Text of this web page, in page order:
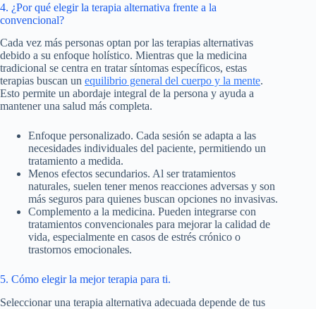
4. ¿Por qué elegir la terapia alternativa frente a la
convencional?
Cada vez más personas optan por las terapias alternativas
debido a su enfoque holístico. Mientras que la medicina
tradicional se centra en tratar síntomas específicos, estas
terapias buscan un equilibrio general del cuerpo y la mente.
Esto permite un abordaje integral de la persona y ayuda a
mantener una salud más completa.
Enfoque personalizado. Cada sesión se adapta a las
necesidades individuales del paciente, permitiendo un
tratamiento a medida.
Menos efectos secundarios. Al ser tratamientos
naturales, suelen tener menos reacciones adversas y son
más seguros para quienes buscan opciones no invasivas.
Complemento a la medicina. Pueden integrarse con
tratamientos convencionales para mejorar la calidad de
vida, especialmente en casos de estrés crónico o
trastornos emocionales.
5. Cómo elegir la mejor terapia para ti.
Seleccionar una terapia alternativa adecuada depende de tus